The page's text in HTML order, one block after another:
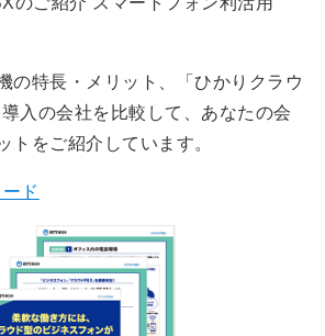
の特長・メリット、「ひかりクラウ
入の会社を比較して、あなたの会
トをご紹介しています。
ド